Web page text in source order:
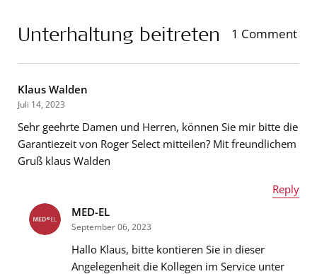
Unterhaltung beitreten 1 Comment
Klaus Walden
Juli 14, 2023
Sehr geehrte Damen und Herren, können Sie mir bitte die
Garantiezeit von Roger Select mitteilen? Mit freundlichem
Gruß klaus Walden
Reply
Name* MED-EL
September 06, 2023
Hallo Klaus, bitte kontieren Sie in dieser
Angelegenheit die Kollegen im Service unter